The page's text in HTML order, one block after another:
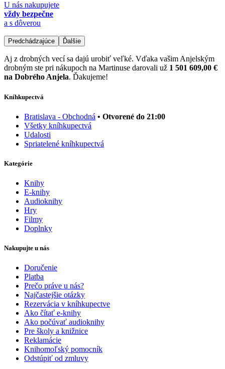
U nás nakupujete
vždy bezpečne
a s dôverou
Predchádzajúce Ďalšie
Aj z drobných vecí sa dajú urobiť veľké. Vďaka vašim Anjelským
drobným ste pri nákupoch na Martinuse darovali už 1 501 609,00 €
na Dobrého Anjela. Ďakujeme!
Kníhkupectvá
Bratislava - Obchodná • Otvorené do 21:00
Všetky kníhkupectvá
Udalosti
Spriatelené kníhkupectvá
Kategórie
Knihy
E-knihy
Audioknihy
Hry
Filmy
Doplnky
Nakupujte u nás
Doručenie
Platba
Prečo práve u nás?
Najčastejšie otázky
Rezervácia v kníhkupectve
Ako čítať e-knihy
Ako počúvať audioknihy
Pre školy a knižnice
Reklamácie
Knihomoľský pomocník
Odstúpiť od zmluvy